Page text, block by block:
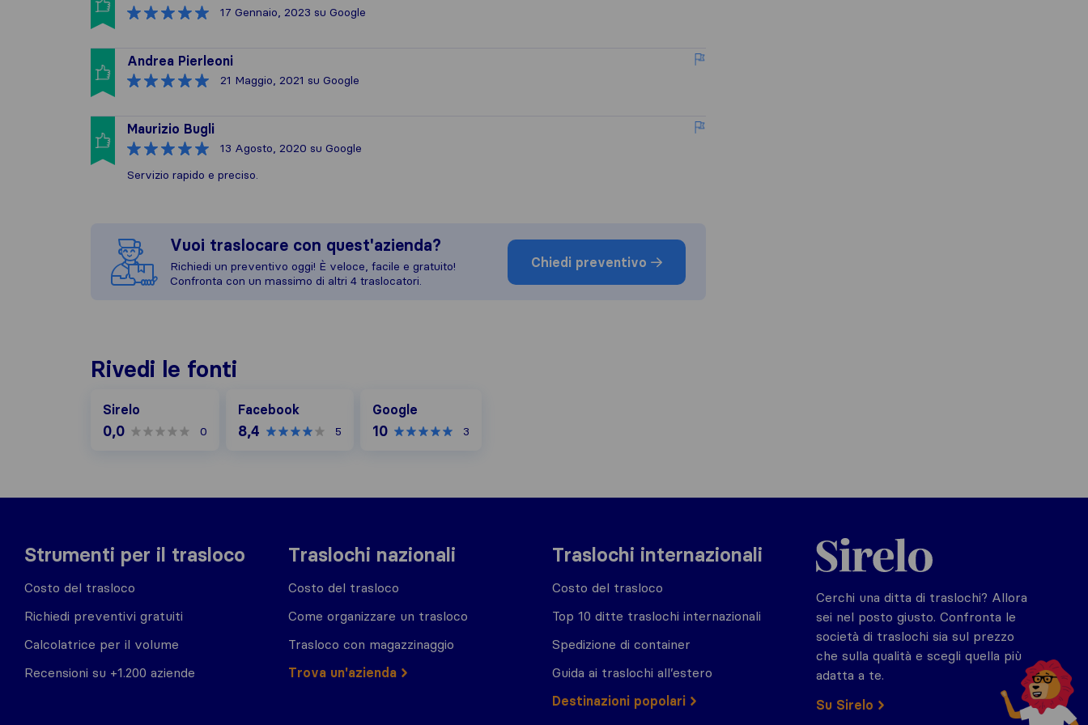
17 Gennaio, 2023 su Google
Andrea Pierleoni
21 Maggio, 2021 su Google
Maurizio Bugli
13 Agosto, 2020 su Google
Servizio rapido e preciso.
Vuoi traslocare con quest'azienda?
Richiedi un preventivo oggi! È veloce, facile e gratuito!
Confronta con un massimo di altri 4 traslocatori.
Chiedi preventivo
Rivedi le fonti
Sirelo
0,0 0
Facebook
8,4 5
Google
10 3
Strumenti per il trasloco
Costo del trasloco
Richiedi preventivi gratuiti
Calcolatrice per il volume
Recensioni su +1.200 aziende
Traslochi nazionali
Costo del trasloco
Come organizzare un trasloco
Trasloco con magazzinaggio
Trova un'azienda
Traslochi internazionali
Costo del trasloco
Top 10 ditte traslochi internazionali
Spedizione di container
Guida ai traslochi all’estero
Destinazioni popolari
Sirelo.it
Cerchi una ditta di traslochi? Allora
sei nel posto giusto. Confronta le
società di traslochi sia sul prezzo
che sulla qualità e scegli quella più
adatta a te.
Su Sirelo